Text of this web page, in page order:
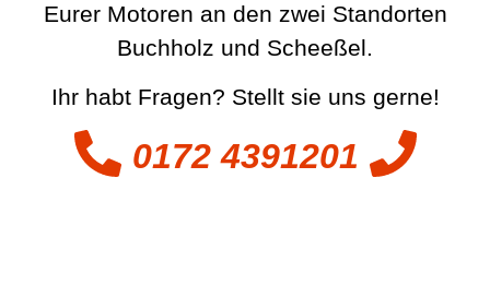
Eurer Motoren an den zwei Standorten
Buchholz und Scheeßel.
Ihr habt Fragen? Stellt sie uns gerne!
0172 4391201